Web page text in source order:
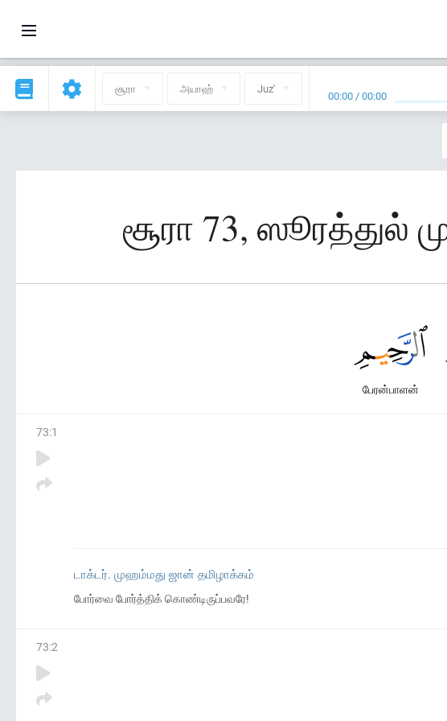
சூரா அயாஹ் Juz' 00:00 /00:00
சூரா 73,
பேரன்பாளன்
73:1
டாக்டர். முஹம்மது ஜான் தமிழாக்கம்
போர்வை போர்த்திக் கொண்டிருப்பவரே!
73:2